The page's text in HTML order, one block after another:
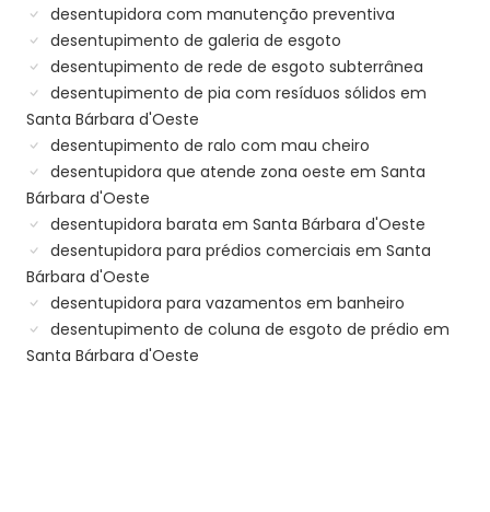
desentupidora com manutenção preventiva
desentupimento de galeria de esgoto
desentupimento de rede de esgoto subterrânea
desentupimento de pia com resíduos sólidos em
Santa Bárbara d'Oeste
desentupimento de ralo com mau cheiro
desentupidora que atende zona oeste em Santa
Bárbara d'Oeste
desentupidora barata em Santa Bárbara d'Oeste
desentupidora para prédios comerciais em Santa
Bárbara d'Oeste
desentupidora para vazamentos em banheiro
desentupimento de coluna de esgoto de prédio em
Santa Bárbara d'Oeste